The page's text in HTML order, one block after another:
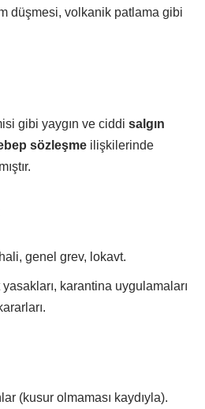
düşmesi, volkanik patlama gibi
gibi yaygın ve ciddi salgın
sözleşme ilişkilerinde
genel grev, lokavt.
karantina uygulamaları
(kusur olmaması kaydıyla).